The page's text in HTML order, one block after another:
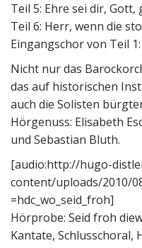
Teil 5: Ehre sei dir, Gott,
Teil 6: Herr, wenn die
Eingangschor von Teil
Nicht nur das
das auf historischen
auch die Solisten
Hörgenuss: Elisabeth
und Sebastian Bluth.
[audio:http://hugo-
content/uploads/2010/
=hdc_wo_seid_froh]
Hörprobe: Seid froh
Kantate, Schlusschoral,